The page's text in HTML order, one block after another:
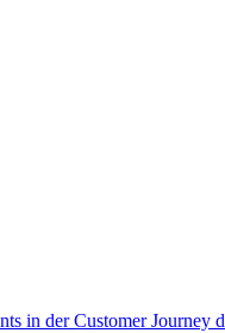
in der Customer Journey